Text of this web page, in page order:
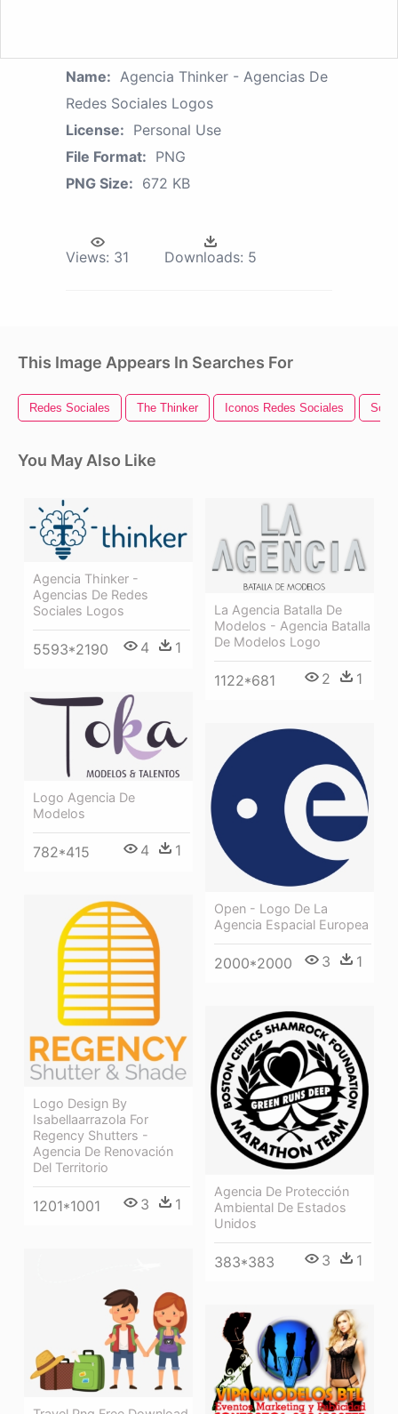
Name: Agencia Thinker - Agencias De
Redes Sociales Logos
License: Personal Use
File Format: PNG
PNG Size: 672 KB
Views: 31 Downloads: 5
This Image Appears In Searches For
Redes Sociales The Thinker Iconos Redes Sociales
You May Also Like
Agencia Thinker -
Agencias De Redes
Sociales Logos
5593*2190 4 1
La Agencia Batalla De
Modelos - Agencia Batalla
De Modelos Logo
1122*681 2 1
Logo Agencia De
Modelos
782*415 4 1
Open - Logo De La
Agencia Espacial Europea
2000*2000 3 1
Logo Design By
Isabellaarrazola For
Regency Shutters -
Agencia De Renovación
Del Territorio
1201*1001 3 1
Agencia De Protección
Ambiental De Estados
Unidos
383*383 3 1